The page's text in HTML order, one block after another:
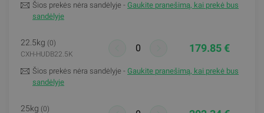
Šios prekės nėra sandėlyje - Gaukite pranešimą, kai prekė bus
sandėlyje
22.5kg (0)
CXH-HUDB22.5K
179.85 €
Šios prekės nėra sandėlyje - Gaukite pranešimą, kai prekė bus
sandėlyje
25kg (0)